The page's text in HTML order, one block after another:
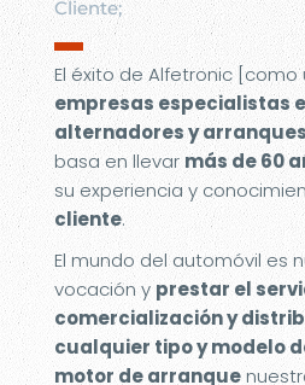
Cliente;
▬
El éxito de Alfetronic [como
empresas especialistas
alternadores y
basa en llevarmás de 60
su experiencia y
cliente.
El mundo del automóvil es
vocación yprestar el
comercialización y
cualquier tipo y modelo
motor de arranque